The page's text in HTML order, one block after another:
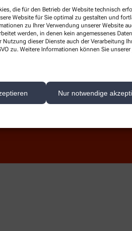
die für den Betrieb der Website technisch
Website für Sie optimal zu gestalten und
zu Ihrer Verwendung unserer Website
werden, in denen kein angemessenes
Nutzung dieser Dienste auch der Verarbeitung
zu. Weitere Informationen können Sie unserer
Nur notwendige
Kontakt
auf den Schutz Ihrer persönlichen Daten und